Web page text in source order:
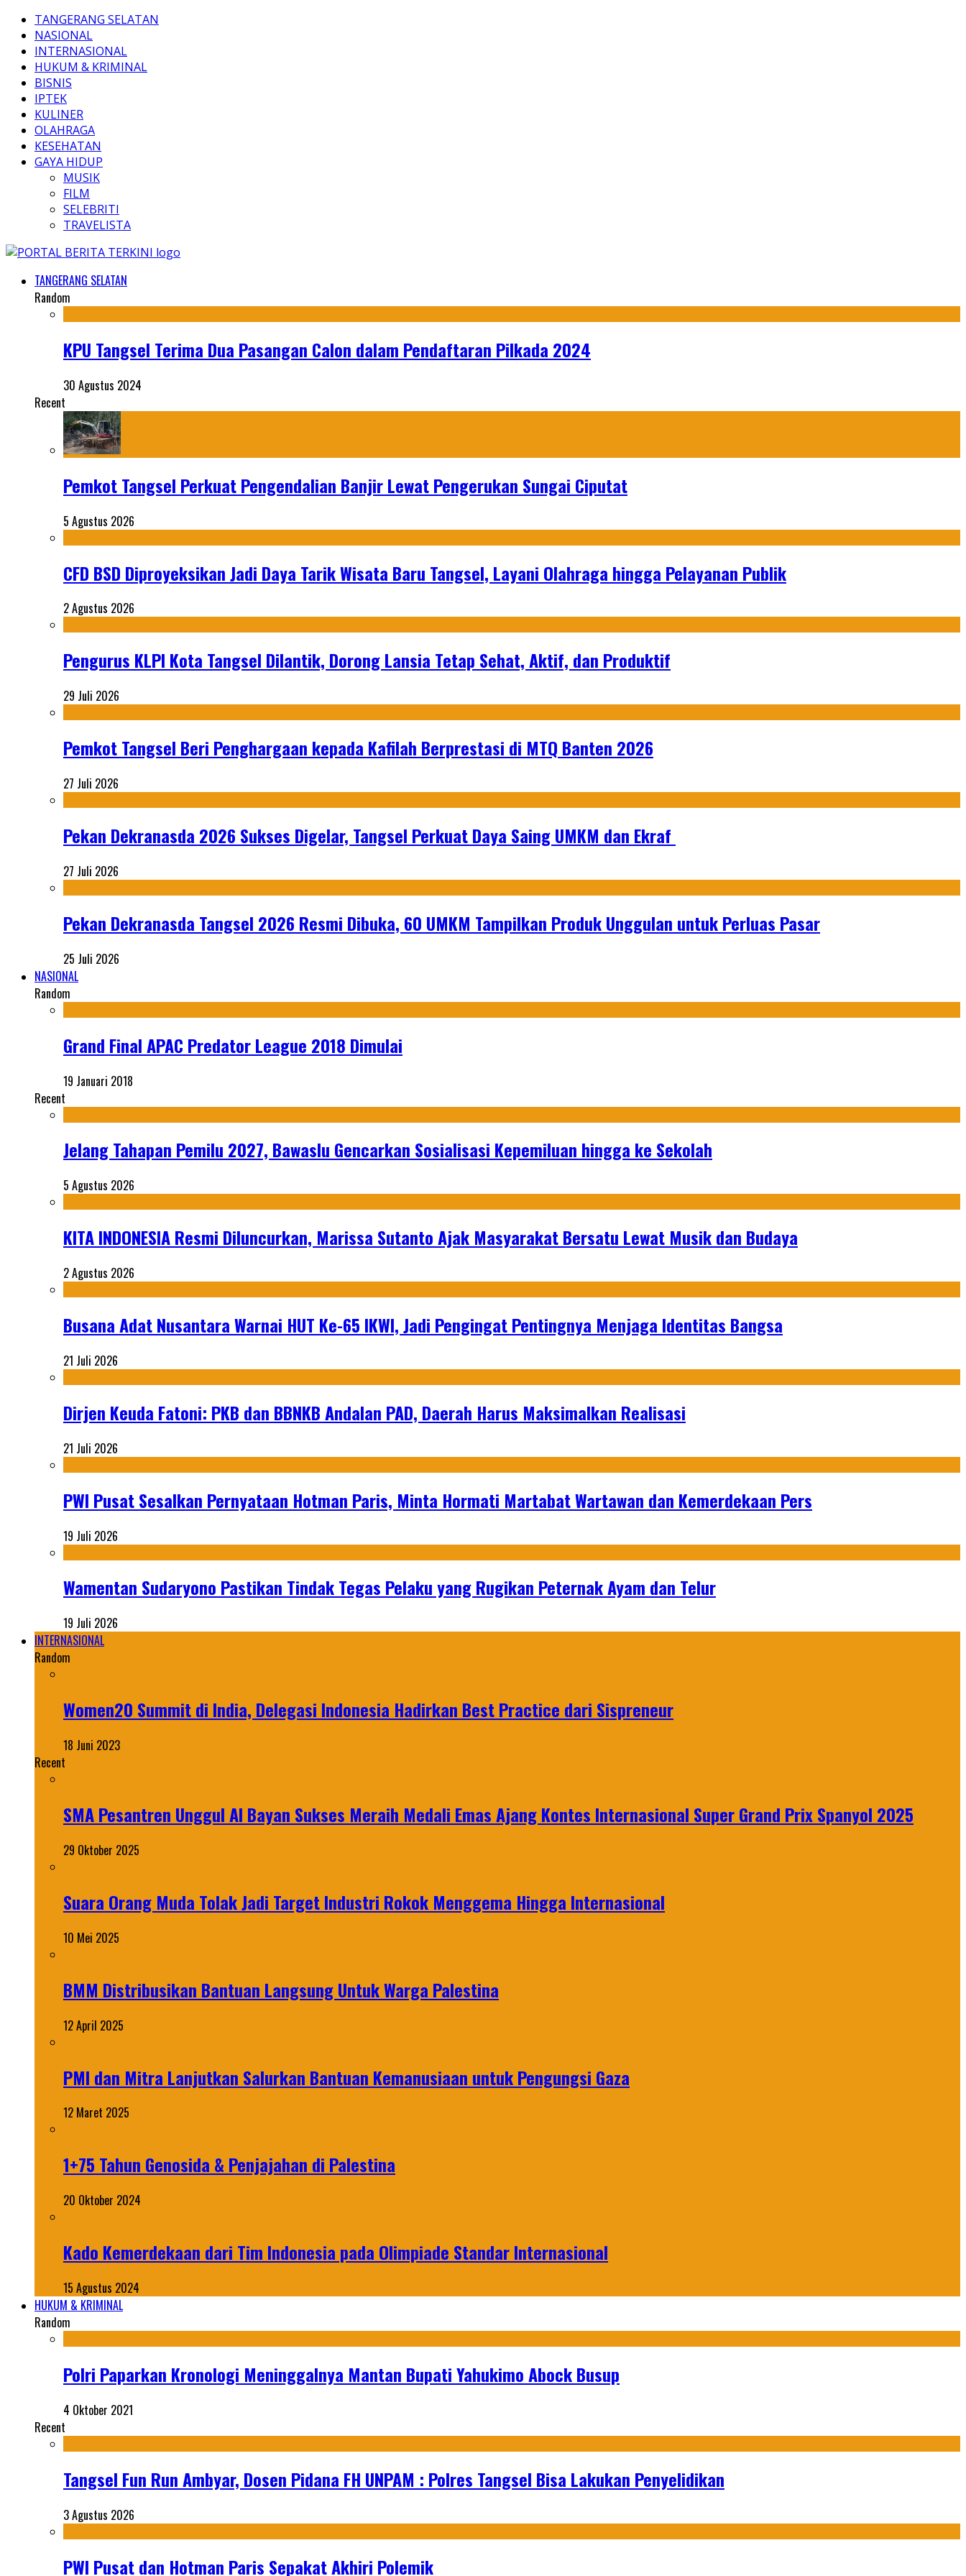
TANGERANG SELATAN
NASIONAL
INTERNASIONAL
HUKUM & KRIMINAL
BISNIS
IPTEK
KULINER
OLAHRAGA
KESEHATAN
GAYA HIDUP
MUSIK
FILM
SELEBRITI
TRAVELISTA
TANGERANG SELATAN
Random
KPU Tangsel Terima Dua Pasangan Calon dalam Pendaftaran Pilkada 2024
30 Agustus 2024
Recent
Pemkot Tangsel Perkuat Pengendalian Banjir Lewat Pengerukan Sungai Ciputat
5 Agustus 2026
CFD BSD Diproyeksikan Jadi Daya Tarik Wisata Baru Tangsel, Layani Olahraga hingga Pelayanan Publik
2 Agustus 2026
Pengurus KLPI Kota Tangsel Dilantik, Dorong Lansia Tetap Sehat, Aktif, dan Produktif
29 Juli 2026
Pemkot Tangsel Beri Penghargaan kepada Kafilah Berprestasi di MTQ Banten 2026
27 Juli 2026
Pekan Dekranasda 2026 Sukses Digelar, Tangsel Perkuat Daya Saing UMKM dan Ekraf
27 Juli 2026
Pekan Dekranasda Tangsel 2026 Resmi Dibuka, 60 UMKM Tampilkan Produk Unggulan untuk Perluas Pasar
25 Juli 2026
NASIONAL
Random
Grand Final APAC Predator League 2018 Dimulai
19 Januari 2018
Recent
Jelang Tahapan Pemilu 2027, Bawaslu Gencarkan Sosialisasi Kepemiluan hingga ke Sekolah
5 Agustus 2026
KITA INDONESIA Resmi Diluncurkan, Marissa Sutanto Ajak Masyarakat Bersatu Lewat Musik dan Budaya
2 Agustus 2026
Busana Adat Nusantara Warnai HUT Ke-65 IKWI, Jadi Pengingat Pentingnya Menjaga Identitas Bangsa
21 Juli 2026
Dirjen Keuda Fatoni: PKB dan BBNKB Andalan PAD, Daerah Harus Maksimalkan Realisasi
21 Juli 2026
PWI Pusat Sesalkan Pernyataan Hotman Paris, Minta Hormati Martabat Wartawan dan Kemerdekaan Pers
19 Juli 2026
Wamentan Sudaryono Pastikan Tindak Tegas Pelaku yang Rugikan Peternak Ayam dan Telur
19 Juli 2026
INTERNASIONAL
Random
Women20 Summit di India, Delegasi Indonesia Hadirkan Best Practice dari Sispreneur
18 Juni 2023
Recent
SMA Pesantren Unggul Al Bayan Sukses Meraih Medali Emas Ajang Kontes Internasional Super Grand Prix Spanyol 2025
29 Oktober 2025
Suara Orang Muda Tolak Jadi Target Industri Rokok Menggema Hingga Internasional
10 Mei 2025
BMM Distribusikan Bantuan Langsung Untuk Warga Palestina
12 April 2025
PMI dan Mitra Lanjutkan Salurkan Bantuan Kemanusiaan untuk Pengungsi Gaza
12 Maret 2025
1+75 Tahun Genosida & Penjajahan di Palestina
20 Oktober 2024
Kado Kemerdekaan dari Tim Indonesia pada Olimpiade Standar Internasional
15 Agustus 2024
HUKUM & KRIMINAL
Random
Polri Paparkan Kronologi Meninggalnya Mantan Bupati Yahukimo Abock Busup
4 Oktober 2021
Recent
Tangsel Fun Run Ambyar, Dosen Pidana FH UNPAM : Polres Tangsel Bisa Lakukan Penyelidikan
3 Agustus 2026
PWI Pusat dan Hotman Paris Sepakat Akhiri Polemik